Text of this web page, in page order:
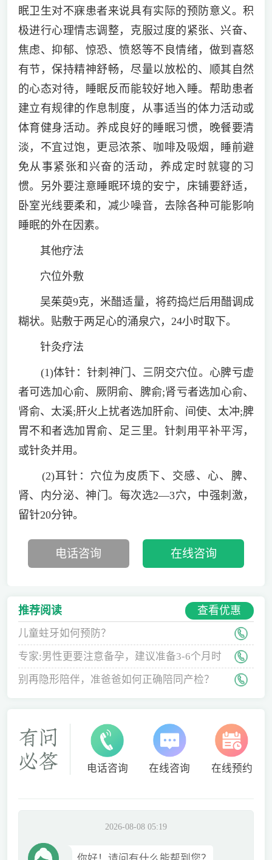
眠卫生对不寐患者来说具有实际的预防意义。积
极进行心理情志调整，克服过度的紧张、兴奋、
焦虑、抑郁、惊恐、愤怒等不良情绪，做到喜怒
有节，保持精神舒畅，尽量以放松的、顺其自然
的心态对待，睡眠反而能较好地入睡。帮助患者
建立有规律的作息制度，从事适当的体力活动或
体育健身活动。养成良好的睡眠习惯，晚餐要清
淡，不宜过饱，更忌浓茶、咖啡及吸烟，睡前避
免从事紧张和兴奋的活动，养成定时就寝的习
惯。另外要注意睡眠环境的安宁，床铺要舒适，
卧室光线要柔和，减少噪音，去除各种可能影响
睡眠的外在因素。
其他疗法
穴位外敷
吴茱萸9克，米醋适量，将药捣烂后用醋调成
糊状。贴敷于两足心的涌泉穴，24小时取下。
针灸疗法
(1)体针：针刺神门、三阴交穴位。心脾亏虚
者可选加心俞、厥阴俞、脾俞;肾亏者选加心俞、
肾俞、太溪;肝火上扰者选加肝俞、间使、太冲;脾
胃不和者选加胃俞、足三里。针刺用平补平泻，
或针灸并用。
(2)耳针：穴位为皮质下、交感、心、脾、
肾、内分泌、神门。每次选2—3穴，中强刺激，
留针20分钟。
电话咨询 在线咨询
推荐阅读 查看优惠
儿童蛀牙如何预防？
专家:男性更要注意备孕，建议准备3-6个月时
间
别再隐形陪伴，准爸爸如何正确陪同产检？
电话咨询 在线咨询 在线预约
2026-08-08 05:19